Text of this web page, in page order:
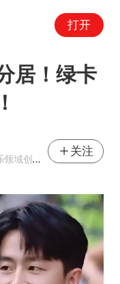
打开
居！绿卡
域创作者
关注